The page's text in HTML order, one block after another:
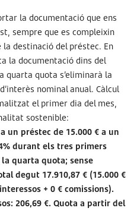
la documentació que ens
sempre que es compleixin
destinació del préstec. En
la documentació dins del
quota s’eliminarà la
nominal anual. Càlcul
el primer dia del mes,
sostenible:
un préstec de 15.000 € a un
durant els tres primers
quarta quota; sense
degut 17.910,87 € (15.000 €
+ 0 € comissions).
206,69 €. Quota a partir del